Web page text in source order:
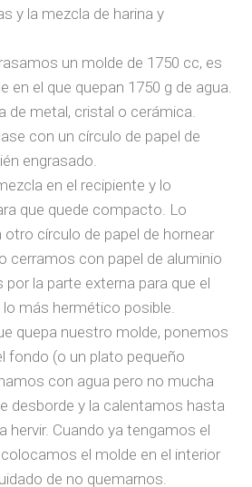
y la mezcla de harina y
un molde de 1750 cc, es
en el que quepan 1750 g de agua.
de metal, cristal o cerámica.
con un círculo de papel de
engrasado.
en el recipiente y lo
que quede compacto. Lo
círculo de papel de hornear
cerramos con papel de aluminio
la parte externa para que el
más hermético posible.
quepa nuestro molde, ponemos
fondo (o un plato pequeño
con agua pero no mucha
desborde y la calentamos hasta
hervir. Cuando ya tengamos el
el molde en el interior
de no quemarnos.